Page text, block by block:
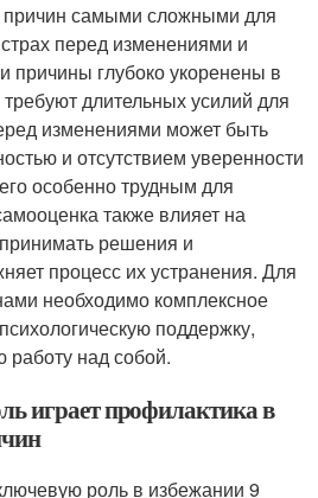
самыми сложными для
перед изменениями и
причины глубоко укоренены в
длительных усилий для
изменениями может быть
и отсутствием уверенности
особенно трудным для
также влияет на
решения и
процесс их устранения. Для
необходимо комплексное
поддержку,
работу над собой.
играет профилактика в
роль в избежании 9